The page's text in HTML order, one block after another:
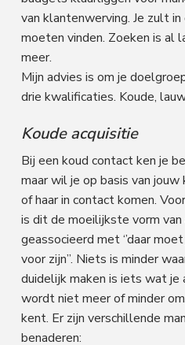
van klantenwerving. Je zult
moeten vinden. Zoeken is al
meer.
Mijn advies is om je
drie kwalificaties. Koude,
Koude acquisitie
Bij een koud contact ken je
maar wil je op basis van
of haar in contact komen.
is dit de moeilijkste vorm
geassocieerd met ‘’daar
voor zijn’’. Niets is minder
duidelijk maken is iets wat
wordt niet meer of minder
kent. Er zijn verschillende
benaderen: